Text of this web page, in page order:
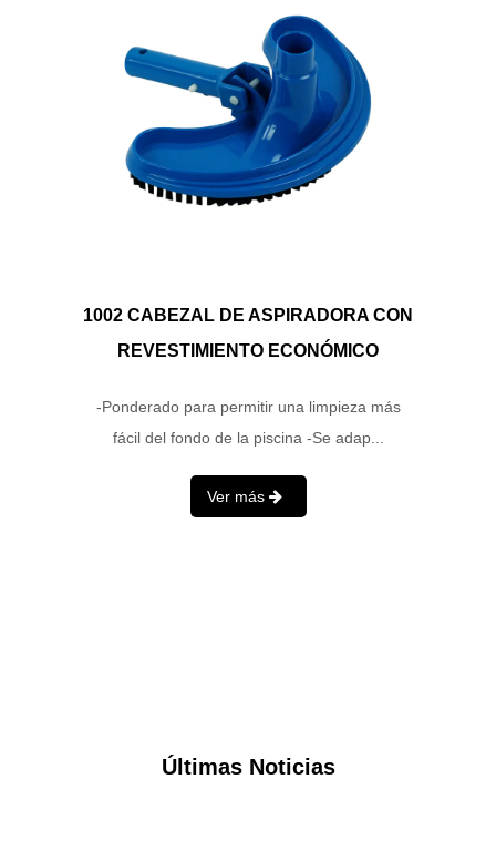
1002 CABEZAL DE ASPIRADORA CON
REVESTIMIENTO ECONÓMICO
-Ponderado para permitir una limpieza más
fácil del fondo de la piscina -Se adap...
Ver más
Últimas Noticias